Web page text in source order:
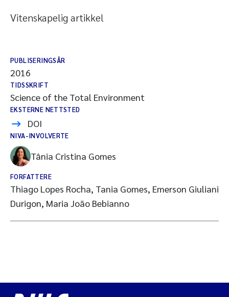
Vitenskapelig artikkel
PUBLISERINGSÅR
2016
TIDSSKRIFT
Science of the Total Environment
EKSTERNE NETTSTED
DOI
NIVA-INVOLVERTE
Tânia Cristina Gomes
FORFATTERE
Thiago Lopes Rocha, Tania Gomes, Emerson Giuliani
Durigon, Maria João Bebianno